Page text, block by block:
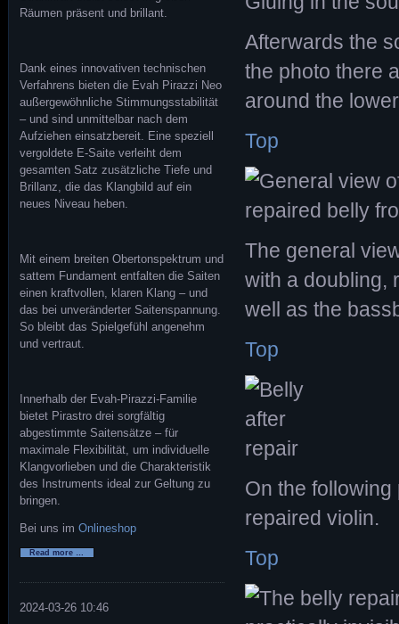
Afterwards the
the photo there
around the
Top
The general
with a doubling,
well as the
Top
On the
repaired violin.
Top
Räumen präsent und brillant.
Dank eines innovativen technischen
Verfahrens bieten die Evah Pirazzi Neo
außergewöhnliche Stimmungsstabilität
– und sind unmittelbar nach dem
Aufziehen einsatzbereit. Eine speziell
vergoldete E-Saite verleiht dem
gesamten Satz zusätzliche Tiefe und
Brillanz, die das Klangbild auf ein
neues Niveau heben.
Mit einem breiten Obertonspektrum und
sattem Fundament entfalten die Saiten
einen kraftvollen, klaren Klang – und
das bei unveränderter Saitenspannung.
So bleibt das Spielgefühl angenehm
und vertraut.
Innerhalb der Evah-Pirazzi-Familie
bietet Pirastro drei sorgfältig
abgestimmte Saitensätze – für
maximale Flexibilität, um individuelle
Klangvorlieben und die Charakteristik
des Instruments ideal zur Geltung zu
bringen.
Bei uns imOnlineshop
Read more …
2024-03-26 10:46